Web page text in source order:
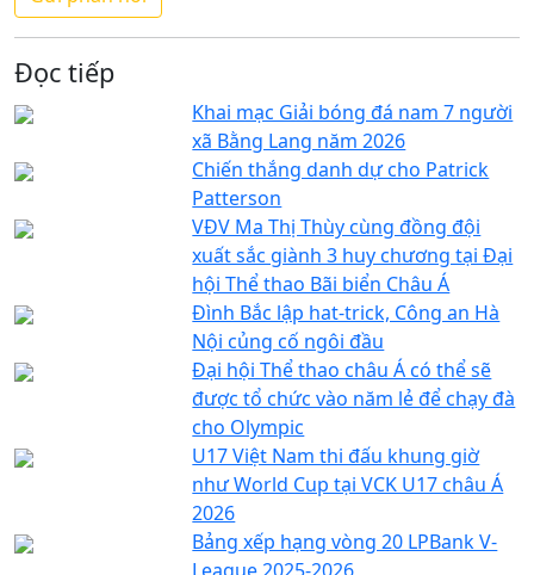
Đọc tiếp
Khai mạc Giải bóng đá nam 7 người
xã Bằng Lang năm 2026
Chiến thắng danh dự cho Patrick
Patterson
VĐV Ma Thị Thùy cùng đồng đội
xuất sắc giành 3 huy chương tại Đại
hội Thể thao Bãi biển Châu Á
Đình Bắc lập hat-trick, Công an Hà
Nội củng cố ngôi đầu
Đại hội Thể thao châu Á có thể sẽ
được tổ chức vào năm lẻ để chạy đà
cho Olympic
U17 Việt Nam thi đấu khung giờ
như World Cup tại VCK U17 châu Á
2026
Bảng xếp hạng vòng 20 LPBank V-